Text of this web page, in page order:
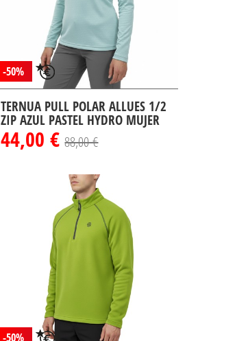
-50%
TERNUA PULL POLAR ALLUES 1/2
ZIP AZUL PASTEL HYDRO MUJER
44,00 €88,00 €
-50%